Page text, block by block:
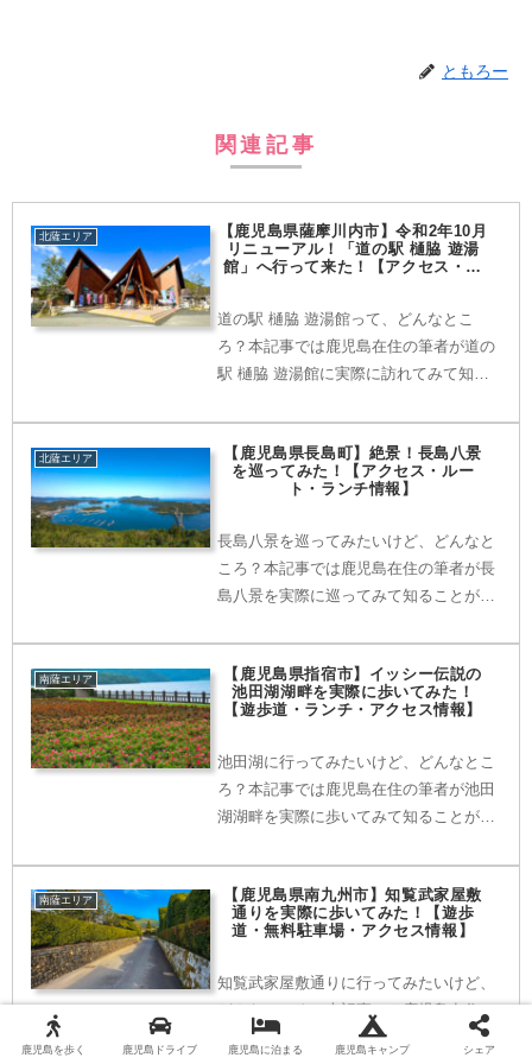
ともろー
関連記事
北薩エリア
【鹿児島県薩摩川内市】令和2年10月
リニューアル！「道の駅 樋脇 遊湯
館」へ行って来た！【アクセス・レ
道の駅 樋脇 遊湯館って、どんなとこ
ろ？本記事では鹿児島在住の筆者が道の
駅 樋脇 遊湯館に実際に訪れてみて知る
使いながら紹介していきます。おすすめ
のお土産情報やレストラン情報もありま
す。実際に訪れる前にぜひ当記事をご覧
北薩エリア
【鹿児島県長島町】絶景！長島八景
を巡ってみた！【アクセス・ルー
ト・ランチ情報】
長島八景を巡ってみたいけど、どんなと
ころ？本記事では鹿児島在住の筆者が長
島八景を実際に巡ってみて知ることがで
写真を使いながら紹介していきます。お
すすめのランチやお土産情報もありま
す。実際に訪れる前にぜひ当記事をご覧
南薩エリア
【鹿児島県指宿市】イッシー伝説の
池田湖湖畔を実際に歩いてみた！
【遊歩道・ランチ・アクセス情報】
池田湖に行ってみたいけど、どんなとこ
ろ？本記事では鹿児島在住の筆者が池田
湖湖畔を実際に歩いてみて知ることがで
がら紹介していきます。アクセス情報や
おすすめのランチ情報もあります。実際
に訪れる前にぜひ当記事をご覧くださ
南薩エリア
【鹿児島県南九州市】知覧武家屋敷
通りを実際に歩いてみた！【遊歩
道・無料駐車場・アクセス情報】
知覧武家屋敷通りに行ってみたいけど、
どんなところ？本記事では鹿児島在住の
筆者が知覧武家屋敷通りを実際に歩いて
鹿児島を歩く 鹿児島ドライブ 鹿児島に泊まる 鹿児島キャンプ シェア